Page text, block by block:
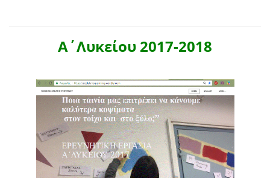
Α΄Λυκείου 2017-2018